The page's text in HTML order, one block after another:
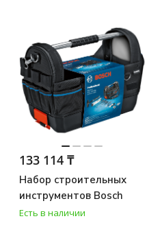
133 114 ₸
Набор строительных
инструментов Bosch
Есть в наличии